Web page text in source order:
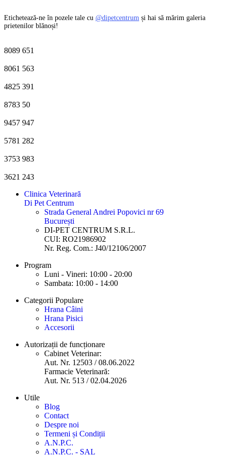
Etichetează-ne în pozele tale cu @dipetcentrum și hai să mărim galeria
prietenilor blănoși!
8089 651
8061 563
4825 391
8783 50
9457 947
5781 282
3753 983
3621 243
Clinica Veterinară
Di Pet Centrum
Strada General Andrei Popovici nr 69
București
DI-PET CENTRUM S.R.L.
CUI: RO21986902
Nr. Reg. Com.: J40/12106/2007
Program
Luni - Vineri: 10:00 - 20:00
Sambata: 10:00 - 14:00
Categorii Populare
Hrana Câini
Hrana Pisici
Accesorii
Autorizații de funcționare
Cabinet Veterinar:
Aut. Nr. 12503 / 08.06.2022
Farmacie Veterinară:
Aut. Nr. 513 / 02.04.2026
Utile
Blog
Contact
Despre noi
Termeni și Condiții
A.N.P.C.
A.N.P.C. - SAL